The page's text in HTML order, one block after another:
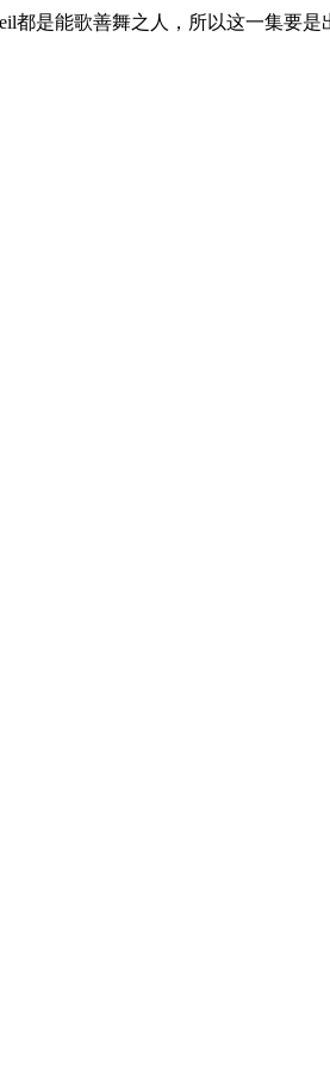
都是能歌善舞之人，所以这一集要